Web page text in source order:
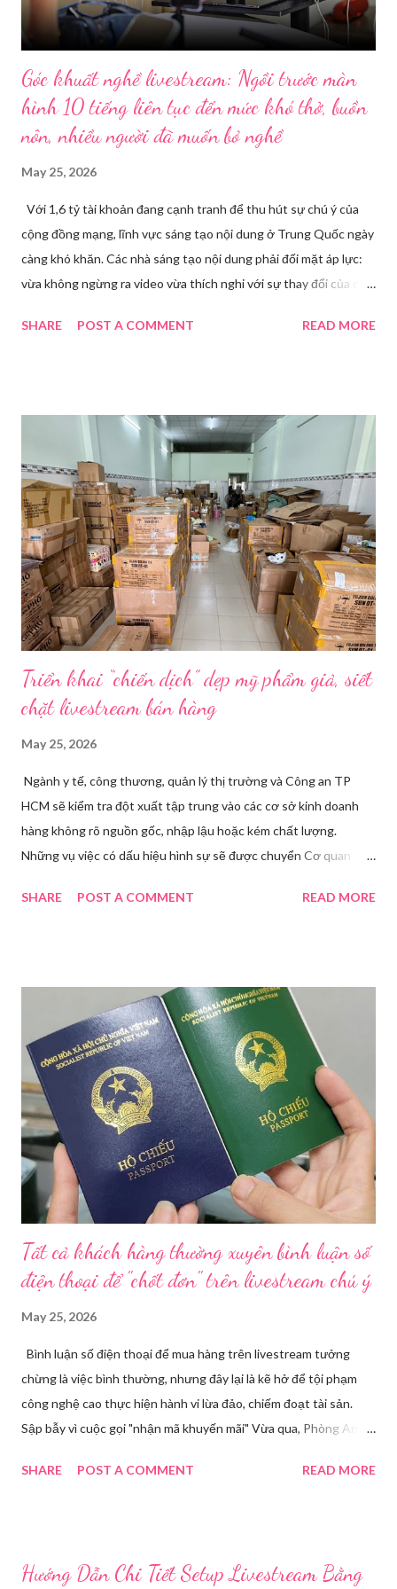
Góc khuất nghề livestream: Ngồi trước màn
hình 10 tiếng liên tục đến mức khó thở, buồn
nôn, nhiều người đã muốn bỏ nghề
May 25, 2026
Với 1,6 tỷ tài khoản đang cạnh tranh để thu hút sự chú ý của
cộng đồng mạng, lĩnh vực sáng tạo nội dung ở Trung Quốc ngày
càng khó khăn. Các nhà sáng tạo nội dung phải đối mặt áp lực:
vừa không ngừng ra video vừa thích nghi với sự thay đổi của các
Huawei tại Hội nghị Di động Thế giới tại Thượng Hải năm 2021.
thay đồ. Chỉ trong vài phút, phòng khách được sắp xếp lại. Hai
đèn chiếu ngược sáng bật lên. Một chiếc điện thoại được gắn cố
định. Cả ba người vào vị trí. Wu đã chuẩn bị sẵn lời thoại và trao
đổi trước cách diễn đạt với ông và mẹ, thậm chí còn bàn xem
dùng từ nào trong phương ngữ Thượng Hải nghe tự nhiên nhất
trên camera. Ông cô nhăn mặt khi nghe giải thích về Thế vận
hội Mùa đông. “Người già như tụi ông không hiểu mấy cái này...
SHARE POST A COMMENT READ MORE
Triển khai “chiến dịch” dẹp mỹ phẩm giả, siết
chặt livestream bán hàng
May 25, 2026
Ngành y tế, công thương, quản lý thị trường và Công an TP
HCM sẽ kiểm tra đột xuất tập trung vào các cơ sở kinh doanh
hàng không rõ nguồn gốc, nhập lậu hoặc kém chất lượng.
Những vụ việc có dấu hiệu hình sự sẽ được chuyển Cơ quan
Hoài Nam đã ký ban hành Kế hoạch số 4316/KH-SYT về việc
trạng kinh doanh mỹ phẩm thật - giả lẫn lộn. Để chấn chỉnh, Sở Y
tế TP HCM sẽ phối hợp với các sở, ngành và chính quyền địa
phương tăng cường kiểm tra, giám sát. Đợt này, Phòng Nghiệp
vụ Dược sẽ tham mưu Giám đốc Sở Y tế thành lập Tổ công tác
về mỹ phẩm. Cơ quan Cảnh sát điều tra Công an TP HCM vừa
triệt phá đường dây sản xuất, buôn bán mỹ phẩm giả quy mô
lớn, hoạt động tinh vi ngay giữa khu dân cư ở phường Tân Tạo.
Bên cạnh đó, Sở Y tế sẽ công khai danh ...
SHARE POST A COMMENT READ MORE
Tất cả khách hàng thường xuyên bình luận số
điện thoại để "chốt đơn" trên livestream chú ý
May 25, 2026
Bình luận số điện thoại để mua hàng trên livestream tưởng
chừng là việc bình thường, nhưng đây lại là kẽ hở để tội phạm
công nghệ cao thực hiện hành vi lừa đảo, chiếm đoạt tài sản.
Sập bẫy vì cuộc gọi "nhận mã khuyến mãi" Vừa qua, Phòng An
Công an tỉnh Bắc Ninh đã tiếp nhận đơn trình báo của chị
cá nhân tại phần bình luận, để đặt hàng. Chỉ một thời gian ngắn
SHARE POST A COMMENT READ MORE
Hướng Dẫn Chi Tiết Setup Livestream Bằng